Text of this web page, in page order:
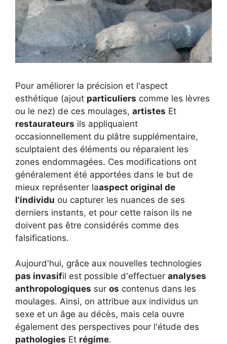
Pour améliorer la précision et l'aspect
esthétique (ajout particuliers comme les lèvres
ou le nez) de ces moulages, artistes Et
restaurateurs ils appliquaient
occasionnellement du plâtre supplémentaire,
sculptaient des éléments ou réparaient les
zones endommagées. Ces modifications ont
généralement été apportées dans le but de
mieux représenter laaspect original de
l'individu ou capturer les nuances de ses
derniers instants, et pour cette raison ils ne
doivent pas être considérés comme des
falsifications.
Aujourd'hui, grâce aux nouvelles technologies
pas invasifil est possible d'effectuer analyses
anthropologiques sur os contenus dans les
moulages. Ainsi, on attribue aux individus un
sexe et un âge au décès, mais cela ouvre
également des perspectives pour l'étude des
pathologies Et régime.